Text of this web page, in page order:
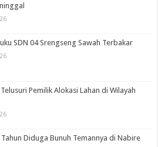
SDN 04 Srengseng Sawah Terbakar
Pemilik Alokasi Lahan di Wilayah
Diduga Bunuh Temannya di Nabire